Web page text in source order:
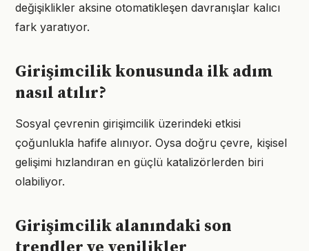
değişiklikler aksine otomatikleşen davranışlar kalıcı
fark yaratıyor.
Girişimcilik konusunda ilk adım
nasıl atılır?
Sosyal çevrenin girişimcilik üzerindeki etkisi
çoğunlukla hafife alınıyor. Oysa doğru çevre, kişisel
gelişimi hızlandıran en güçlü katalizörlerden biri
olabiliyor.
Girişimcilik alanındaki son